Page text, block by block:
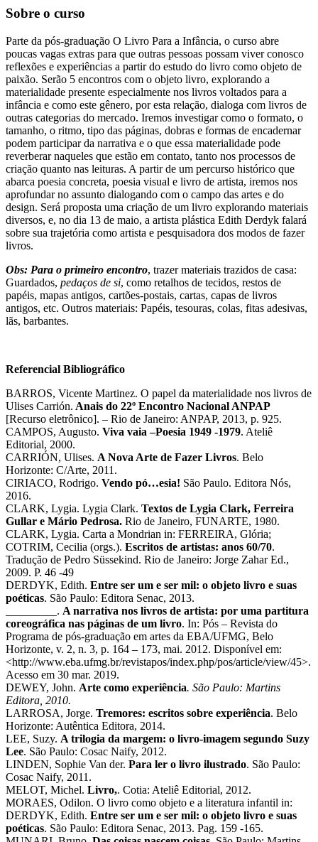
Sobre o curso
Parte da pós-graduação O Livro Para a Infância, o curso abre
poucas vagas extras para que outras pessoas possam viver conosco
reflexões e experiências a partir do estudo do livro como objeto de
paixão. Serão 5 encontros com o objeto livro, explorando a
materialidade presente especialmente nos livros voltados para a
infância e como este gênero, por esta relação, dialoga com livros de
outras categorias do mercado. Iremos investigar como o formato, o
tamanho, o ritmo, tipo das páginas, dobras e formas de encadernar
podem participar da narrativa e o que essa materialidade pode
reverberar naqueles que estão em contato, tanto nos processos de
criação quanto nas leituras. A partir de um percurso histórico que
abarca poesia concreta, poesia visual e livro de artista, iremos nos
aprofundar no assunto dialogando com o campo das artes e do
design. Será proposta uma criação de um livro explorando materiais
diversos, e, no dia 13 de maio, a artista plástica Edith Derdyk falará
sobre sua trajetória como artista e pesquisadora dos modos de fazer
livros.
Obs: Para o primeiro encontro, trazer materiais trazidos de casa:
Guardados, pedaços de si, como retalhos de tecidos, restos de
papéis, mapas antigos, cartões-postais, cartas, capas de livros
antigos, etc. Outros materiais: Papéis, tesouras, colas, fitas adesivas,
lãs, barbantes.
Referencial Bibliográfico
BARROS, Vicente Martinez. O papel da materialidade nos livros de
Ulises Carrión. Anais do 22º Encontro Nacional ANPAP
[Recurso eletrônico]. – Rio de Janeiro: ANPAP, 2013, p. 925.
CAMPOS, Augusto. Viva vaia –Poesia 1949 -1979. Ateliê
Editorial, 2000.
CARRIÓN, Ulises. A Nova Arte de Fazer Livros. Belo
Horizonte: C/Arte, 2011.
CIRIACO, Rodrigo. Vendo pó…esia! São Paulo. Editora Nós,
2016.
CLARK, Lygia. Lygia Clark. Textos de Lygia Clark, Ferreira
Gullar e Mário Pedrosa. Rio de Janeiro, FUNARTE, 1980.
CLARK, Lygia. Carta a Mondrian in: FERREIRA, Glória;
COTRIM, Cecilia (orgs.). Escritos de artistas: anos 60/70.
Tradução de Pedro Süssekind. Rio de Janeiro: Jorge Zahar Ed.,
2009. P. 46 -49
DERDYK, Edith. Entre ser um e ser mil: o objeto livro e suas
poéticas. São Paulo: Editora Senac, 2013.
_________. A narrativa nos livros de artista: por uma partitura
coreográfica nas páginas de um livro. In: Pós – Revista do
Programa de pós-graduação em artes da EBA/UFMG, Belo
Horizonte, v. 2, n. 3, p. 164 – 173, mai. 2012. Disponível em:
<http://www.eba.ufmg.br/revistapos/index.php/pos/article/view/45>.
Acesso em 30 mar. 2019.
DEWEY, John. Arte como experiência. São Paulo: Martins
Editora, 2010.
LARROSA, Jorge. Tremores: escritos sobre experiência. Belo
Horizonte: Autêntica Editora, 2014.
LEE, Suzy. A trilogia da margem: o livro-imagem segundo Suzy
Lee. São Paulo: Cosac Naify, 2012.
LINDEN, Sophie Van der. Para ler o livro ilustrado. São Paulo:
Cosac Naify, 2011.
MELOT, Michel. Livro,. Cotia: Ateliê Editorial, 2012.
MORAES, Odilon. O livro como objeto e a literatura infantil in:
DERDYK, Edith. Entre ser um e ser mil: o objeto livro e suas
poéticas. São Paulo: Editora Senac, 2013. Pag. 159 -165.